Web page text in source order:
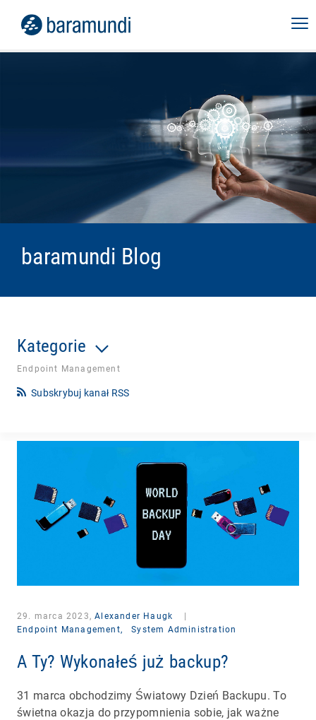
baramundi Blog
Kategorie
Endpoint Management
Subskrybuj kanał RSS
29. marca 2023,Alexander Haugk
Endpoint Management,
System Administration
A Ty? Wykonałeś już backup?
31 marca obchodzimy Światowy Dzień Backupu. To
świetna okazja do przypomnienia sobie, jak ważne